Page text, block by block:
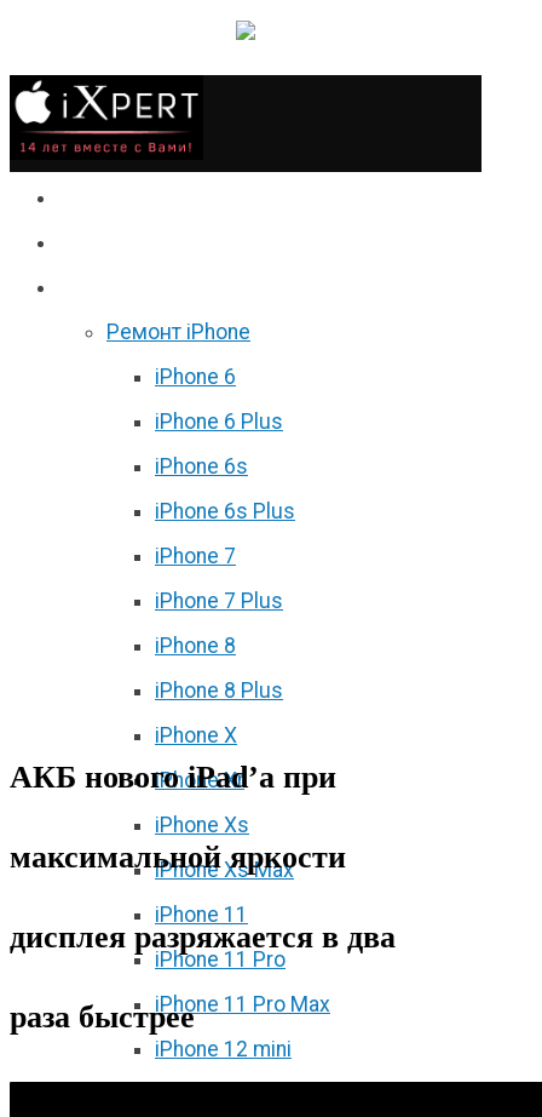
Ремонт iPhone
iPhone 6
iPhone 6 Plus
iPhone 6s
iPhone 6s Plus
iPhone 7
iPhone 7 Plus
iPhone 8
iPhone 8 Plus
iPhone X
iPhone Xr
iPhone Xs
iPhone Xs Max
iPhone 11
iPhone 11 Pro
iPhone 11 Pro Max
iPhone 12 mini
АКБ нового iPad’a при
максимальной яркости
дисплея разряжается в два
раза быстрее